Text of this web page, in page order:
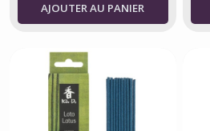
AJOUTER AU PANIER